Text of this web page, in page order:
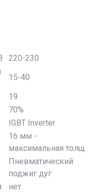
220-230
15-40
19
70%
IGBT Inverter
16 мм -
максимальная толщ
Пневматический
поджиг дуг
нет